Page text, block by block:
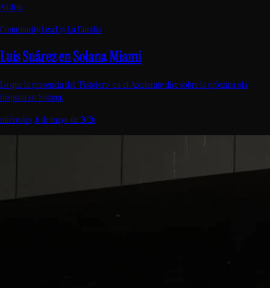
Andriu
Community Lead @ La Familia
Luis Suárez en Solana Miami
Lo que la presencia del 'Pistolero' en el Accelerate dice sobre la próxima ola
hispana en Solana.
miércoles, 6 de mayo de 2026